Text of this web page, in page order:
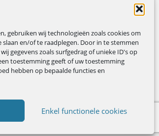
gebruiken wij technologieën zoals cookies om
en/of te raadplegen. Door in te stemmen
gegevens zoals surfgedrag of unieke ID's op
toestemming geeft of uw toestemming
hebben op bepaalde functies en
Enkel functionele cookies